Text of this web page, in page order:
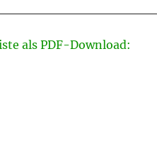
als PDF-Download:
erreicht.“